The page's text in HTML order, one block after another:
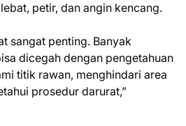
petir, dan angin kencang.
sangat penting. Banyak
dicegah dengan pengetahuan
titik rawan, menghindari area
prosedur darurat,”